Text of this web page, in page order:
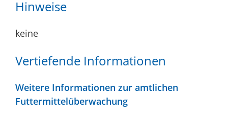
Hinweise
keine
Vertiefende Informationen
Weitere Informationen zur amtlichen
Futtermittelüberwachung